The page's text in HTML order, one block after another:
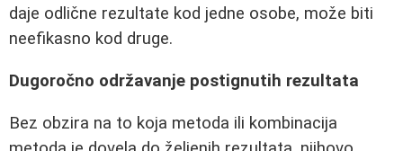
daje odlične rezultate kod jedne osobe, može biti
neefikasno kod druge.
Dugoročno održavanje postignutih rezultata
Bez obzira na to koja metoda ili kombinacija